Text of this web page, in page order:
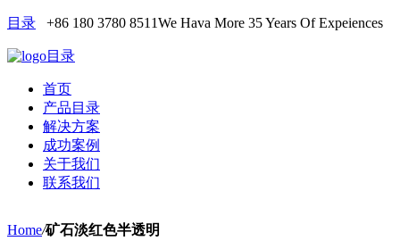
目录 +86 180 3780 8511We Hava More 35 Years Of Expeiences
目录
首页
产品目录
解决方案
成功案例
关于我们
联系我们
Home/矿石淡红色半透明